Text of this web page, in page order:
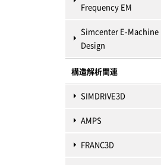
Frequency EM
Simcenter E-Machine
Design
構造解析関連
SIMDRIVE3D
AMPS
FRANC3D